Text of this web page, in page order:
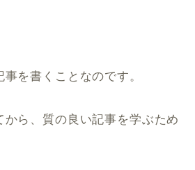
を書くことなのです。
ら、質の良い記事を学ぶため